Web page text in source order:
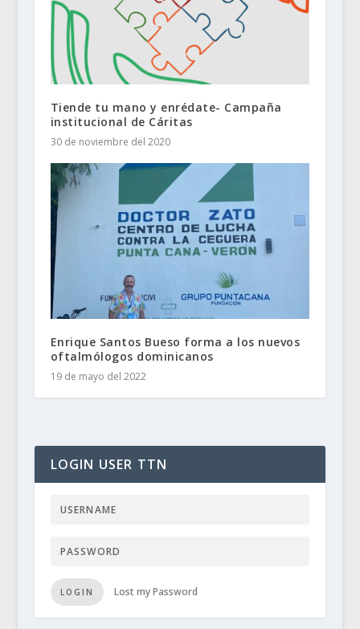
Tiende tu mano y enrédate- Campaña
institucional de Cáritas
30 de noviembre del 2020
Enrique Santos Bueso forma a los nuevos
oftalmólogos dominicanos
19 de mayo del 2022
LOGIN USER TTN
LOGIN Lost my Password